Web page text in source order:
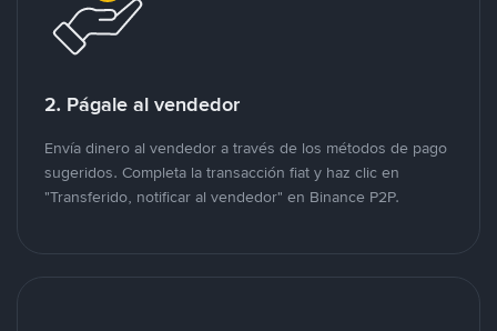
2. Págale al vendedor
Envía dinero al vendedor a través de los métodos de pago
sugeridos. Completa la transacción fiat y haz clic en
"Transferido, notificar al vendedor" en Binance P2P.